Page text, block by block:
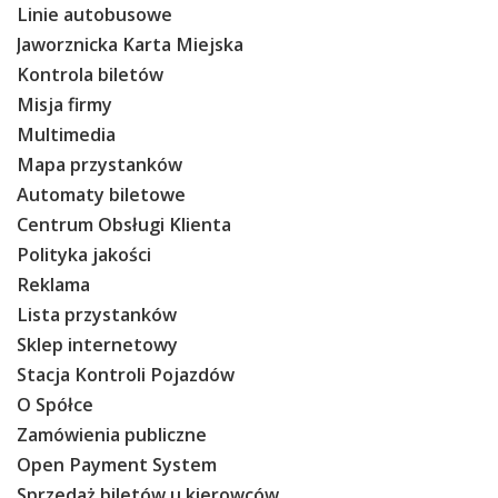
Linie autobusowe
Jaworznicka Karta Miejska
Kontrola biletów
Misja firmy
Multimedia
Mapa przystanków
Automaty biletowe
Centrum Obsługi Klienta
Polityka jakości
Reklama
Lista przystanków
Sklep internetowy
Stacja Kontroli Pojazdów
O Spółce
Zamówienia publiczne
Open Payment System